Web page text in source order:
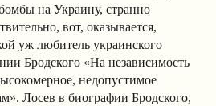
на Украину, странно
вот, оказывается,
уж любитель украинского
Бродского «На независимость
недопустимое
Лосев в биографии Бродского,